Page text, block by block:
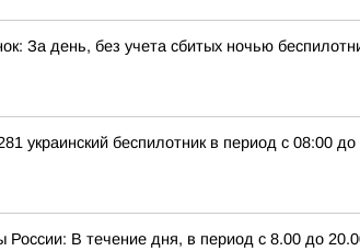
За день, без учета сбитых ночью
украинский беспилотник в период с 08:00
России: В течение дня, в период с 8.00 до